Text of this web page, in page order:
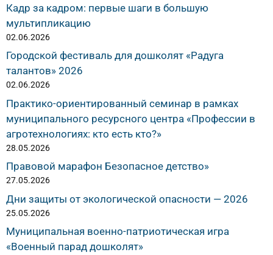
Кадр за кадром: первые шаги в большую
мультипликацию
02.06.2026
Городской фестиваль для дошколят «Радуга
талантов» 2026
02.06.2026
Практико-ориентированный семинар в рамках
муниципального ресурсного центра «Профессии в
агротехнологиях: кто есть кто?»
28.05.2026
Правовой марафон Безопасное детство»
27.05.2026
Дни защиты от экологической опасности — 2026
25.05.2026
Муниципальная военно-патриотическая игра
«Военный парад дошколят»